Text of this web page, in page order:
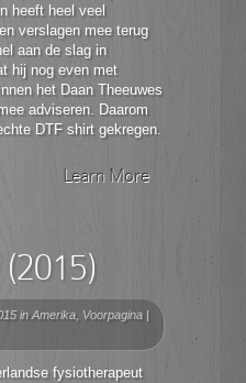
heeft heel veel
verslagen mee terug
aan de slag in
hij nog even met
het Daan Theeuwes
adviseren. Daarom
DTF shirt gekregen.
Learn More
in Amerika, Voorpagina |
fysiotherapeut